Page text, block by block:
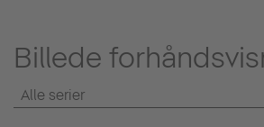
Billede
Alle serier